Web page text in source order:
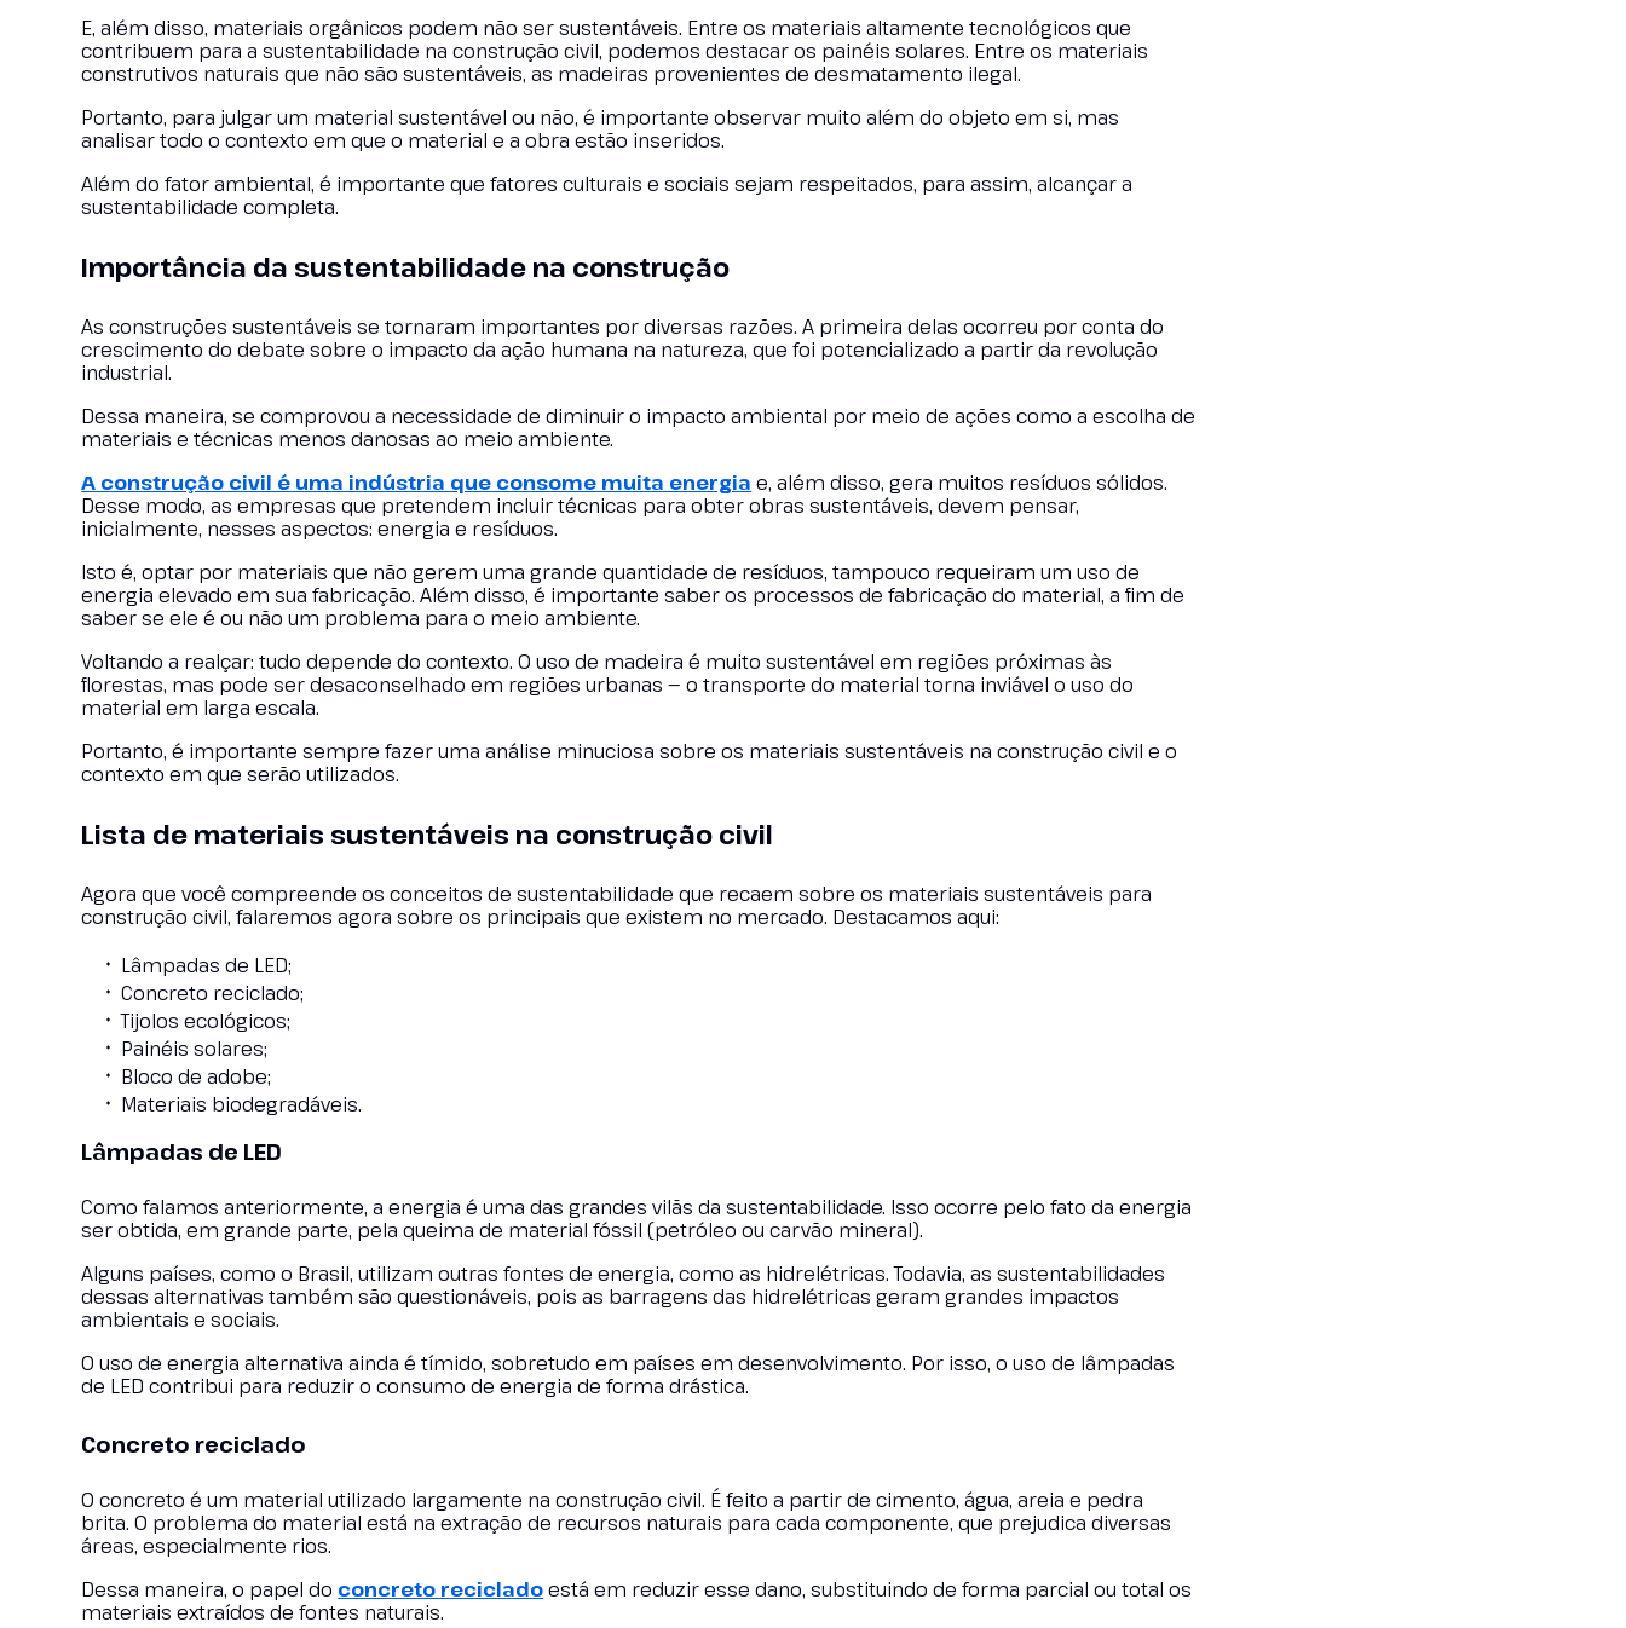
E, além disso, materiais orgânicos podem não ser sustentáveis. Entre os materiais altamente tecnológicos que
contribuem para a sustentabilidade na construção civil, podemos destacar os painéis solares. Entre os materiais
construtivos naturais que não são sustentáveis, as madeiras provenientes de desmatamento ilegal.
Portanto, para julgar um material sustentável ou não, é importante observar muito além do objeto em si, mas
analisar todo o contexto em que o material e a obra estão inseridos.
Além do fator ambiental, é importante que fatores culturais e sociais sejam respeitados, para assim, alcançar a
sustentabilidade completa.
Importância da sustentabilidade na construção
As construções sustentáveis se tornaram importantes por diversas razões. A primeira delas ocorreu por conta do
crescimento do debate sobre o impacto da ação humana na natureza, que foi potencializado a partir da revolução
industrial.
Dessa maneira, se comprovou a necessidade de diminuir o impacto ambiental por meio de ações como a escolha de
materiais e técnicas menos danosas ao meio ambiente.
A construção civil é uma indústria que consome muita energia e, além disso, gera muitos resíduos sólidos.
Desse modo, as empresas que pretendem incluir técnicas para obter obras sustentáveis, devem pensar,
inicialmente, nesses aspectos: energia e resíduos.
Isto é, optar por materiais que não gerem uma grande quantidade de resíduos, tampouco requeiram um uso de
energia elevado em sua fabricação. Além disso, é importante saber os processos de fabricação do material, a fim de
saber se ele é ou não um problema para o meio ambiente.
Voltando a realçar: tudo depende do contexto. O uso de madeira é muito sustentável em regiões próximas às
florestas, mas pode ser desaconselhado em regiões urbanas — o transporte do material torna inviável o uso do
material em larga escala.
Portanto, é importante sempre fazer uma análise minuciosa sobre os materiais sustentáveis na construção civil e o
contexto em que serão utilizados.
Lista de materiais sustentáveis na construção civil
Agora que você compreende os conceitos de sustentabilidade que recaem sobre os materiais sustentáveis para
construção civil, falaremos agora sobre os principais que existem no mercado. Destacamos aqui:
Lâmpadas de LED;
Concreto reciclado;
Tijolos ecológicos;
Painéis solares;
Bloco de adobe;
Materiais biodegradáveis.
Lâmpadas de LED
Como falamos anteriormente, a energia é uma das grandes vilãs da sustentabilidade. Isso ocorre pelo fato da energia
ser obtida, em grande parte, pela queima de material fóssil (petróleo ou carvão mineral).
Alguns países, como o Brasil, utilizam outras fontes de energia, como as hidrelétricas. Todavia, as sustentabilidades
dessas alternativas também são questionáveis, pois as barragens das hidrelétricas geram grandes impactos
ambientais e sociais.
O uso de energia alternativa ainda é tímido, sobretudo em países em desenvolvimento. Por isso, o uso de lâmpadas
de LED contribui para reduzir o consumo de energia de forma drástica.
Concreto reciclado
O concreto é um material utilizado largamente na construção civil. É feito a partir de cimento, água, areia e pedra
brita. O problema do material está na extração de recursos naturais para cada componente, que prejudica diversas
áreas, especialmente rios.
Dessa maneira, o papel do concreto recicladoestá em reduzir esse dano, substituindo de forma parcial ou total os
materiais extraídos de fontes naturais.